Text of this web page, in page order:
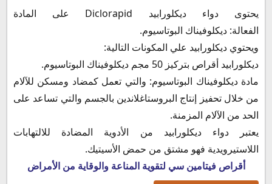
بديل ديكلورابيد كبسول
بديل ديكلورابيد لبوس
بدائل ديكلورابيد أقراص
بدائل دواء ديكلورابيد حقن
بديل ديكلورابيد شراب
بديل ديكلورابيد نقط
نشرة دواء ديكلورابيد
حفظ وتخزين برشام ديكلورابيد مسكن
يحتوى دواء
ديكلورابيد Diclorapid على المادة
الفعالة: ديكلوفيناك البوتاسيوم.
ويحتوي ديكلورابيد علي المكونات التالية:
ديكلورابيد أقراص بتركيز 50 مجم ديكلوفيناك البوتاسيوم.
مادة ديكلوفيناك البوتاسيوم: والتي تعمل كمضاد ومسكن للآلام
من خلال تحفيز إنتاج البروستاغلاندين بالجسم والتي تساعد على
الحد من الآلام المزمنة.
يعتبر دواء ديكلورابيد من الأدوية المضادة للالتهابات
اللاستيرويدية فهو مشتق من حمض الأسيتيك.
أقراص فيتامين سي لتقوية المناعة والوقاية من الأمراض